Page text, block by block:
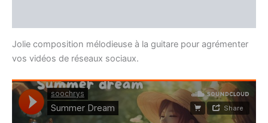
Jolie composition mélodieuse à la guitare pour agrémenter
vos vidéos de réseaux sociaux.